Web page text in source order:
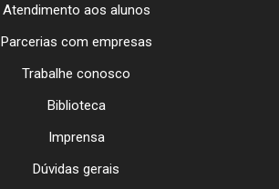
Atendimento aos alunos
Parcerias com empresas
Trabalhe conosco
Biblioteca
Imprensa
Dúvidas gerais